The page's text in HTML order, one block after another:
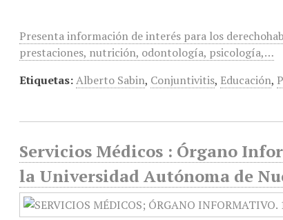
Presenta información de interés para los
prestaciones, nutrición, odontología, psicología,…
Etiquetas:Alberto Sabin, Conjuntivitis, Educación,
Servicios Médicos : Órgano
la Universidad Autónoma de